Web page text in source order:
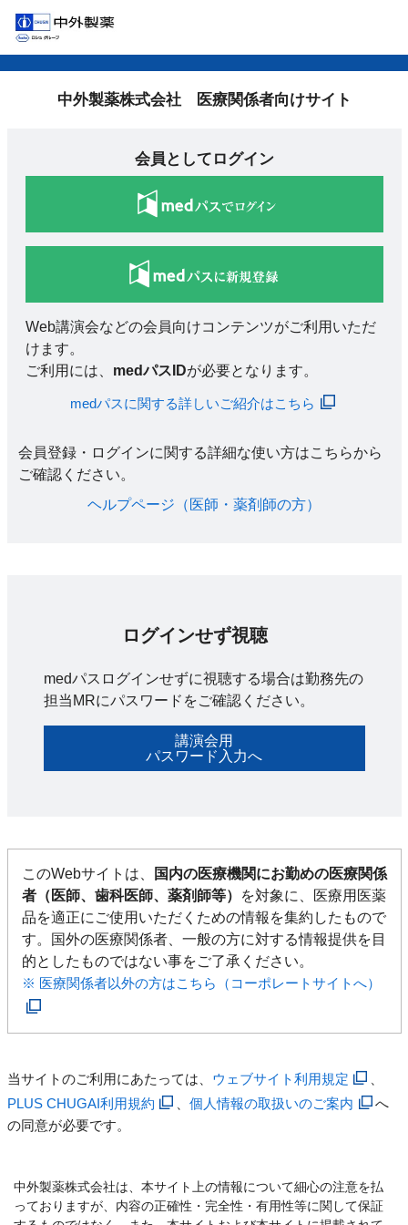
中外製薬株式会社 医療関係者向けサイト
会員としてログイン
Web講演会などの会員向けコンテンツがご利用いただ
けます。
ご利用には、 medパスIDが必要となります。
medパスに関する詳しいご紹介はこちら
会員登録・ログインに関する詳細な使い方はこちらから
ご確認ください。​
ヘルプページ（医師・薬剤師の方）​
ログインせず視聴
medパスログインせずに視聴する場合は勤務先の
担当MRにパスワードをご確認ください。
講演会用
パスワード入力へ
このWebサイトは、
国内の医療機関にお勤めの医療関係
者（医師、歯科医師、薬剤師等）
を対象に、医療用医薬
品を適正にご使用いただくための情報を集約したもので
す。国外の医療関係者、一般の方に対する情報提供を目
的としたものではない事をご了承ください。
※ 医療関係者以外の方はこちら（コーポレートサイトへ）
当サイトのご利用にあたっては、 ウェブサイト利用規定
PLUS CHUGAI利用規約
、個人情報の取扱いのご案内
へ
の同意が必要です。
中外製薬株式会社は、本サイト上の情報について細心の注意を払
っておりますが、内容の正確性・完全性・有用性等に関して保証